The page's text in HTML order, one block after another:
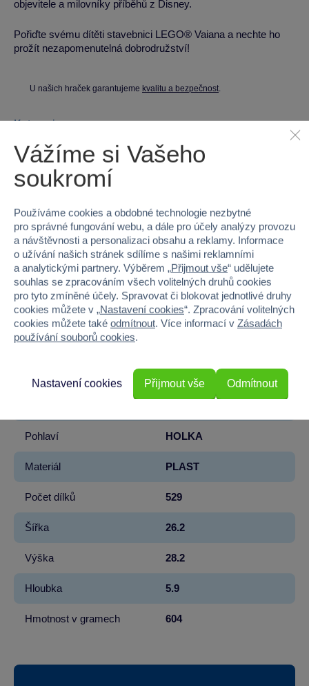
objevitele a milovníky příběhů z Disney.
Pořiďte svému dítěti stavebnici LEGO® Vaiana a nechte ho
prožít nezapomenutelná dobrodružství!
U našich hraček garantujeme kvalitu a bezpečnost.
Kategorie
LEGO® I Disney LEGO®
Parametry produktu
EAN 5702017814599
Kód produktu 5122-43270
Značka LEGO®
Licence DISNEY
Řada
Kolekce Disney Princess
Pohlaví HOLKA
Materiál PLAST
Počet dílků 529
Šířka 26.2
Výška 28.2
Hloubka 5.9
Hmotnost v gramech 604
Vážíme si Vašeho
soukromí
Používáme cookies a obdobné technologie nezbytné
pro správné fungování webu, a dále pro účely analýzy provozu
a návštěvnosti a personalizaci obsahu a reklamy. Informace
o užívání našich stránek sdílíme s našimi reklamními
a analytickými partnery. Výběrem „Přijmout vše“ udělujete
souhlas se zpracováním všech volitelných druhů cookies
pro tyto zmíněné účely. Spravovat či blokovat jednotlivé druhy
cookies můžete v „Nastavení cookies“. Zpracování volitelných
cookies můžete také odmítnout. Více informací v Zásadách
používání souborů cookies.
Odmítnout
Nastavení cookies Přijmout vše